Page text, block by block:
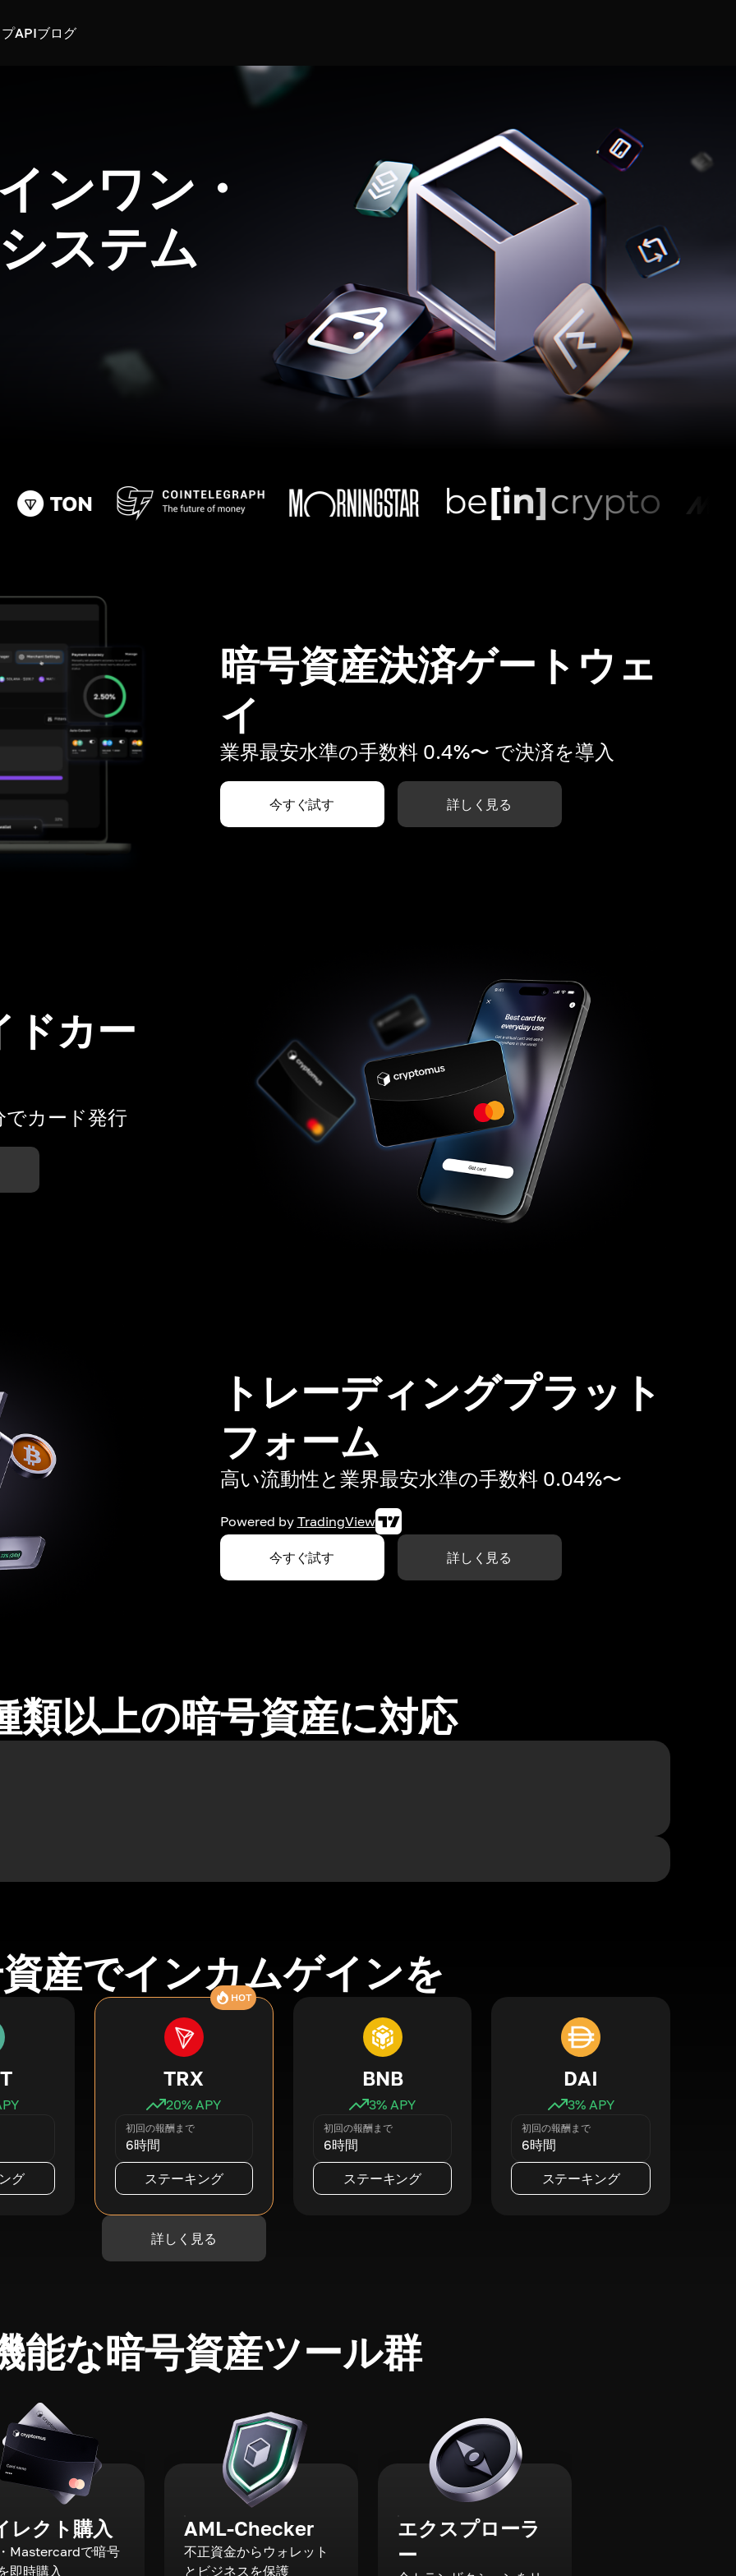
APIブログ
ンワン・
ステム
暗号資産決済ゲートウェ
イ
業界最安水準の手数料 0.4%〜 で決済を導入
今すぐ試す 詳しく見る
ドカー
でカード発行
トレーディングプラット
フォーム
高い流動性と業界最安水準の手数料 0.04%〜
Powered by TradingView
今すぐ試す 詳しく見る
類以上の暗号資産に対応
産でインカムゲインを
グ
HOT
TRX
20% APY
初回の報酬まで
6時間
ステーキング
BNB
3% APY
初回の報酬まで
6時間
ステーキング
DAI
3% APY
初回の報酬まで
6時間
ステーキング
詳しく見る
能な暗号資産ツール群
レクト購入
Mastercardで暗号
即時購入
AML-Checker
不正資金からウォレット
とビジネスを保護
エクスプローラ
ー